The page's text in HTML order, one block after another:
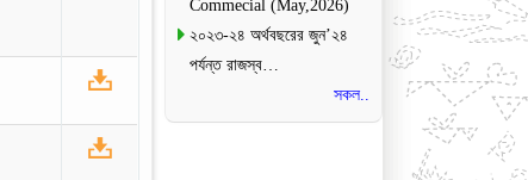
Commecial (May,2026)
২০২৩-২৪ অর্থবছরের জুন’২৪
পর্যন্ত রাজস্ব…
সকল..